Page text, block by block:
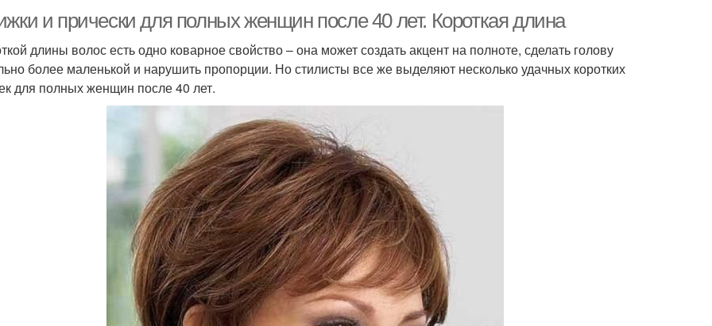
и прически для полных женщин после 40 лет. Короткая длина
длины волос есть одно коварное свойство – она может создать акцент на полноте, сделать голову
более маленькой и нарушить пропорции. Но стилисты все же выделяют несколько удачных коротких
для полных женщин после 40 лет.